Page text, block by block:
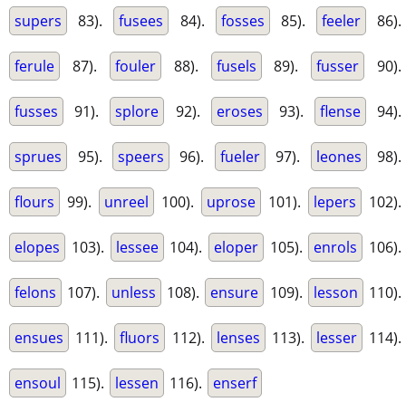
supers 83). fusees 84). fosses 85). feeler 86).
ferule 87). fouler 88). fusels 89). fusser 90).
fusses 91). splore 92). eroses 93). flense 94).
sprues 95). speers 96). fueler 97). leones 98).
flours 99). unreel 100). uprose 101). lepers 102).
elopes 103). lessee 104). eloper 105). enrols 106).
felons 107). unless 108). ensure 109). lesson 110).
ensues 111). fluors 112). lenses 113). lesser 114).
ensoul 115). lessen 116). enserf